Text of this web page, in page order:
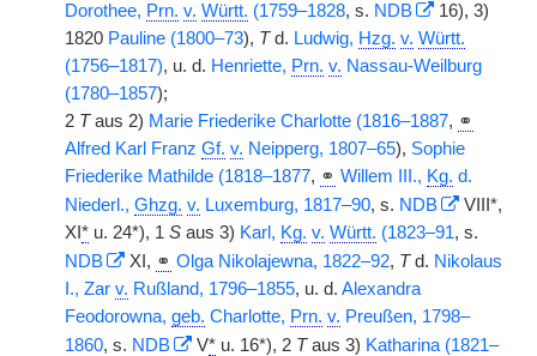
Dorothee, Prn. v. Württ. (1759–1828, s. NDB
16), 3)
1820 Pauline (1800–73), Td. Ludwig, Hzg. v. Württ.
(1756–1817), u. d. Henriette, Prn. v. Nassau-Weilburg
(1780–1857);
2 Taus 2) Marie Friederike Charlotte (1816–1887, ⚭
Alfred Karl Franz Gf. v. Neipperg, 1807–65), Sophie
Friederike Mathilde (1818–1877, ⚭ Willem III., Kg. d.
Niederl., Ghzg. v. Luxemburg, 1817–90, s. NDB
VIII*,
XI * u. 24*), 1 S aus 3) Karl, Kg. v. Württ. (1823–91, s.
NDB
XI, ⚭ Olga Nikolajewna, 1822–92, Td. Nikolaus
I., Zar v. Rußland, 1796–1855, u. d. Alexandra
Feodorowna, geb. Charlotte, Prn. v. Preußen, 1798–
1860, s. NDB V* u. 16*), 2 Taus 3) Katharina (1821–